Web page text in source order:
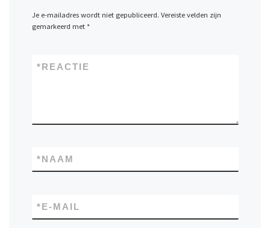
Je e-mailadres wordt niet gepubliceerd. Vereiste velden zijn
gemarkeerd met *
REACTIE
*
NAAM
*
E-MAIL
*